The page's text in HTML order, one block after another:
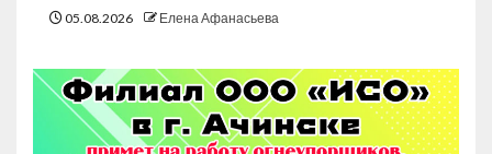
05.08.2026 Елена Афанасьева